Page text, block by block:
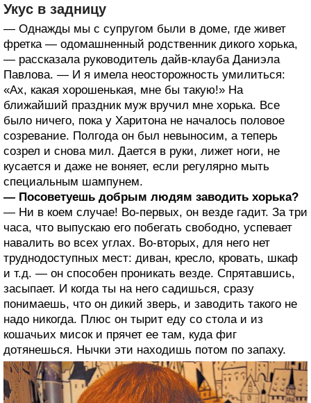
Укус в задницу
— Однажды мы с супругом были в доме, где живет
фретка — одомашненный родственник дикого хорька,
— рассказала руководитель дайв-клауба Даниэла
Павлова. — И я имела неосторожность умилиться:
«Ах, какая хорошенькая, мне бы такую!» На
ближайший праздник муж вручил мне хорька. Все
было ничего, пока у Харитона не началось половое
созревание. Полгода он был невыносим, а теперь
созрел и снова мил. Дается в руки, лижет ноги, не
кусается и даже не воняет, если регулярно мыть
специальным шампунем.
— Посоветуешь добрым людям заводить хорька?
— Ни в коем случае! Во-первых, он везде гадит. За три
часа, что выпускаю его побегать свободно, успевает
навалить во всех углах. Во-вторых, для него нет
труднодоступных мест: диван, кресло, кровать, шкаф
и т.д. — он способен проникать везде. Спрятавшись,
засыпает. И когда ты на него садишься, сразу
понимаешь, что он дикий зверь, и заводить такого не
надо никогда. Плюс он тырит еду со стола и из
кошачьих мисок и прячет ее там, куда фиг
дотянешься. Нычки эти находишь потом по запаху.